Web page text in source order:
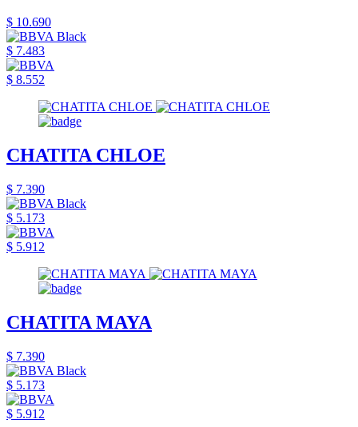
$ 10.690
$ 7.483
$ 8.552
CHATITA CHLOE
$ 7.390
$ 5.173
$ 5.912
CHATITA MAYA
$ 7.390
$ 5.173
$ 5.912